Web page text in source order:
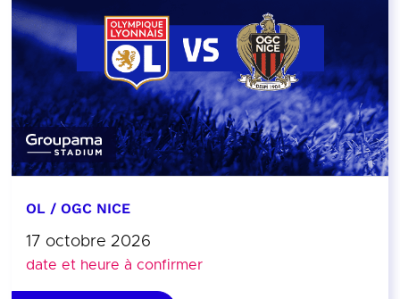
OL / OGC NICE
17 octobre 2026
date et heure à confirmer